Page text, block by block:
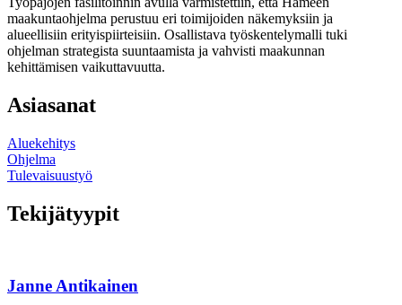
maakuntaohjelma perustuu eri toimijoiden näkemyksiin ja
alueellisiin erityispiirteisiin. Osallistava työskentelymalli tuki
ohjelman strategista suuntaamista ja vahvisti maakunnan
kehittämisen vaikuttavuutta.
Asiasanat
Aluekehitys
Ohjelma
Tulevaisuustyö
Tekijätyypit
Janne Antikainen